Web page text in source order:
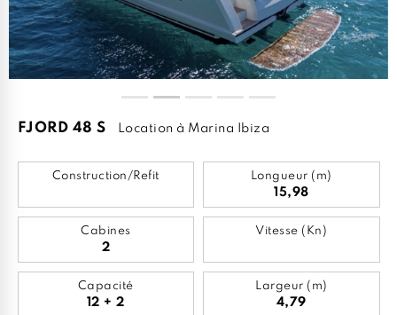
FJORD 48 S Location à Marina Ibiza
Construction/Refit Longueur (m)
15,98
Cabines
2
Vitesse (Kn)
Capacité
12 + 2
Largeur (m)
4,79